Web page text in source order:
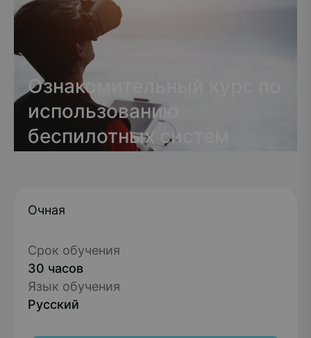
Ознакомительный курс по
использованию
беспилотных систем
Очная
Срок обучения
30 часов
Язык обучения
Русский